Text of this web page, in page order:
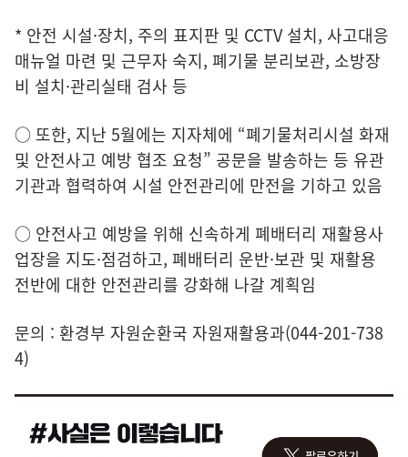
* 안전 시설·장치, 주의 표지판 및 CCTV 설치, 사고대응
매뉴얼 마련 및 근무자 숙지, 폐기물 분리보관, 소방장
비 설치·관리실태 검사 등
○ 또한, 지난 5월에는 지자체에 “폐기물처리시설 화재
및 안전사고 예방 협조 요청” 공문을 발송하는 등 유관
기관과 협력하여 시설 안전관리에 만전을 기하고 있음
○ 안전사고 예방을 위해 신속하게 폐배터리 재활용사
업장을 지도·점검하고, 폐배터리 운반·보관 및 재활용
전반에 대한 안전관리를 강화해 나갈 계획임
문의 : 환경부 자원순환국 자원재활용과(044-201-738
4)